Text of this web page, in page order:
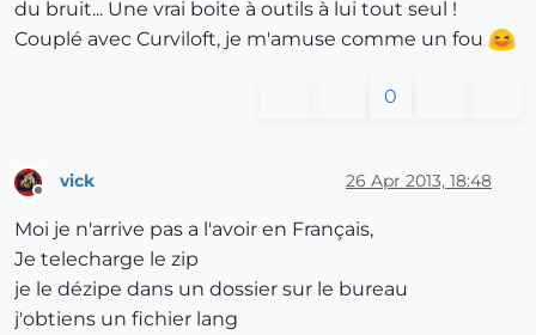
du bruit... Une vrai boite à outils à lui tout seul !
Couplé avec Curviloft, je m'amuse comme un fou
0
vick 26 Apr 2013, 18:48
Moi je n'arrive pas a l'avoir en Français,
Je telecharge le zip
je le dézipe dans un dossier sur le bureau
j'obtiens un fichier lang